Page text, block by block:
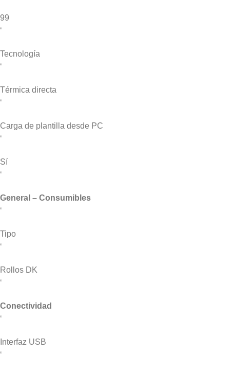
99
‘
Tecnología
‘
Térmica directa
‘
Carga de plantilla desde PC
‘
Sí
‘
General – Consumibles
‘
Tipo
‘
Rollos DK
‘
Conectividad
‘
Interfaz USB
‘